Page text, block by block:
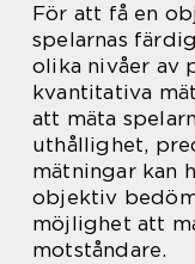
För att få en
spelarnas
olika nivåer av
kvantitativa
att mäta
uthållighet,
mätningar kan
objektiv
möjlighet att
motståndare.